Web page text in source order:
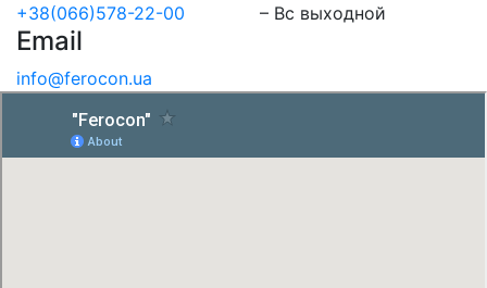
+38(066)578-22-00
– Вс выходной
Email
info@ferocon.ua